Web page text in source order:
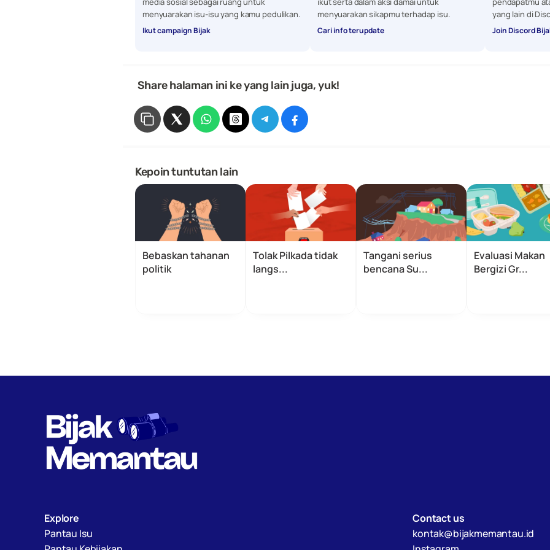
menyuarakan isu-isu yang kamu pedulikan.
Ikut campaign Bijak
menyuarakan sikapmu terhadap isu.
Cari info terupdate
yang lain di
Join Discord
Share halaman ini ke yang lain juga, yuk!
Kepoin tuntutan lain
Bebaskan tahanan
politik
Tolak Pilkada tidak
langs...
Tangani serius
bencana Su...
Evaluasi Makan
Bergizi Gr...
Explore
Pantau Isu
Contact us
kontak@bijakmemantau.id